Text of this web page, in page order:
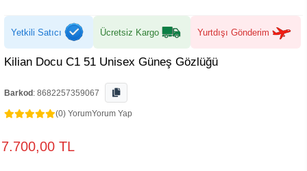
Yetkili Satıcı Ücretsiz Kargo Yurtdışı Gönderim
Kilian Docu C1 51 Unisex Güneş Gözlüğü
Barkod : 8682257359067
(0) YorumYorum Yap
7.700,00 TL